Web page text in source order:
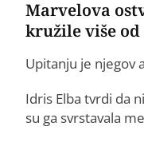
Marvelova
kružile više od
Upitanju je njegov
Idris Elba tvrdi da
su ga svrstavala